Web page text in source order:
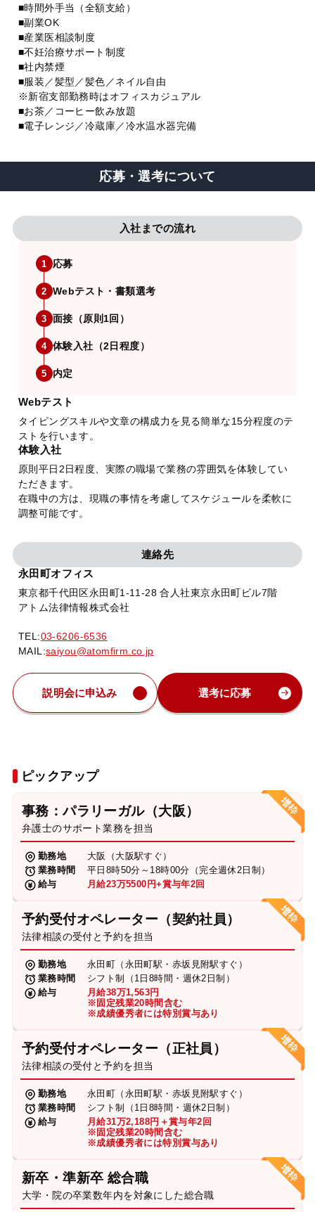
■時間外手当（全額支給）
■副業OK
■産業医相談制度
■不妊治療サポート制度
■社内禁煙
■服装／髪型／髪色／ネイル自由
※新宿支部勤務時はオフィスカジュアル
■お茶／コーヒー飲み放題
■電子レンジ／冷蔵庫／冷水温水器完備
応募・選考について
入社までの流れ
1 応募
2 Webテスト・書類選考
3 面接（原則1回）
4 体験入社（2日程度）
5 内定
Webテスト
タイピングスキルや文章の構成力を見る簡単な15分程度のテ
ストを行います。
体験入社
原則平日2日程度、実際の職場で業務の雰囲気を体験してい
ただきます。
在職中の方は、現職の事情を考慮してスケジュールを柔軟に
調整可能です。
連絡先
永田町オフィス
東京都千代田区永田町1-11-28 合人社東京永田町ビル7階
アトム法律情報株式会社
TEL:03-6206-6536
MAIL:saiyou@atomfirm.co.jp
説明会に申込み 選考に応募
ピックアップ
事務：パラリーガル（大阪）
弁護士のサポート業務を担当
勤務地
大阪（大阪駅すぐ）
業務時間
平日8時50分～18時00分（完全週休2日制）
給与
月給23万5500円+賞与年2回
予約受付オペレーター（契約社員）
法律相談の受付と予約を担当
勤務地
永田町（永田町駅・赤坂見附駅すぐ）
業務時間
シフト制（1日8時間・週休2日制）
給与
月給38万1,563円
※固定残業20時間含む
※成績優秀者には特別賞与あり
予約受付オペレーター（正社員）
法律相談の受付と予約を担当
勤務地
永田町（永田町駅・赤坂見附駅すぐ）
業務時間
シフト制（1日8時間・週休2日制）
給与
月給31万2,188円＋賞与年2回
※固定残業20時間含む
※成績優秀者には特別賞与あり
新卒・準新卒 総合職
大学・院の卒業数年内を対象にした総合職